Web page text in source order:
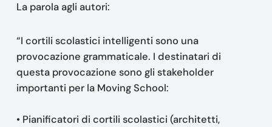
La parola agli autori:
“I cortili scolastici intelligenti sono una
provocazione grammaticale. I destinatari di
questa provocazione sono gli stakeholder
importanti per la Moving School:
• Pianificatori di cortili scolastici (architetti,